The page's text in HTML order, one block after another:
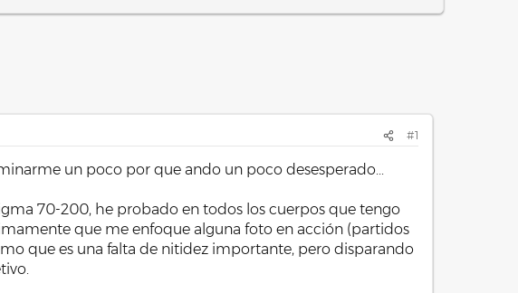
#1
un poco por que ando un poco desesperado...
70-200, he probado en todos los cuerpos que tengo
que me enfoque alguna foto en acción (partidos
que es una falta de nitidez importante, pero disparando